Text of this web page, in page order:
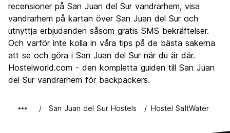
Festa
Värde för pengarna
recensioner på San Juan del Sur vandrarhem, visa
vandrarhem på kartan över San Juan del Sur och
utnyttja erbjudanden såsom gratis SMS bekräftelser.
Och varför inte kolla in våra tips på de bästa sakerna
att se och göra i San Juan del Sur när du är där.
Hostelworld.com - den kompletta guiden till San Juan
del Sur vandrarhem för backpackers.
San Juan del Sur Hostels Hostel SaltWater